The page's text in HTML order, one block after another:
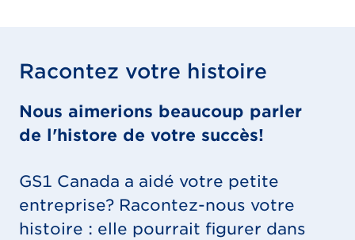
Racontez votre histoire
Nous aimerions beaucoup parler
de l'histore de votre succès!
GS1 Canada a aidé votre petite
entreprise? Racontez-nous votre
histoire : elle pourrait figurer dans